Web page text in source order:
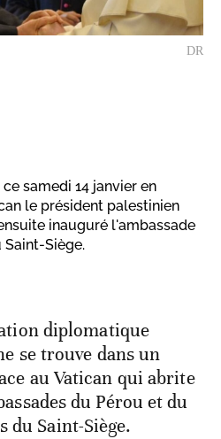
DR
samedi 14 janvier en
le président palestinien
inauguré l'ambassade
Siège.
diplomatique
se trouve dans un
au Vatican qui abrite
du Pérou et du
du Saint-Siège.